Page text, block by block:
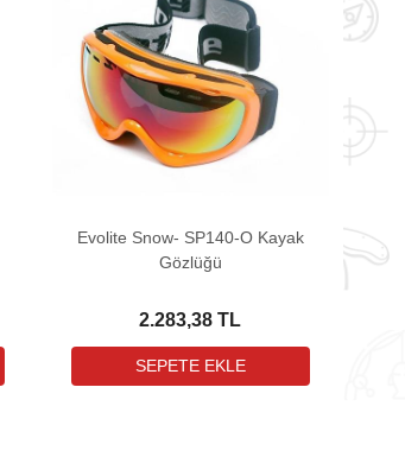
Evolite Snow- SP140-O Kayak
Gözlüğü
2.283,38 TL